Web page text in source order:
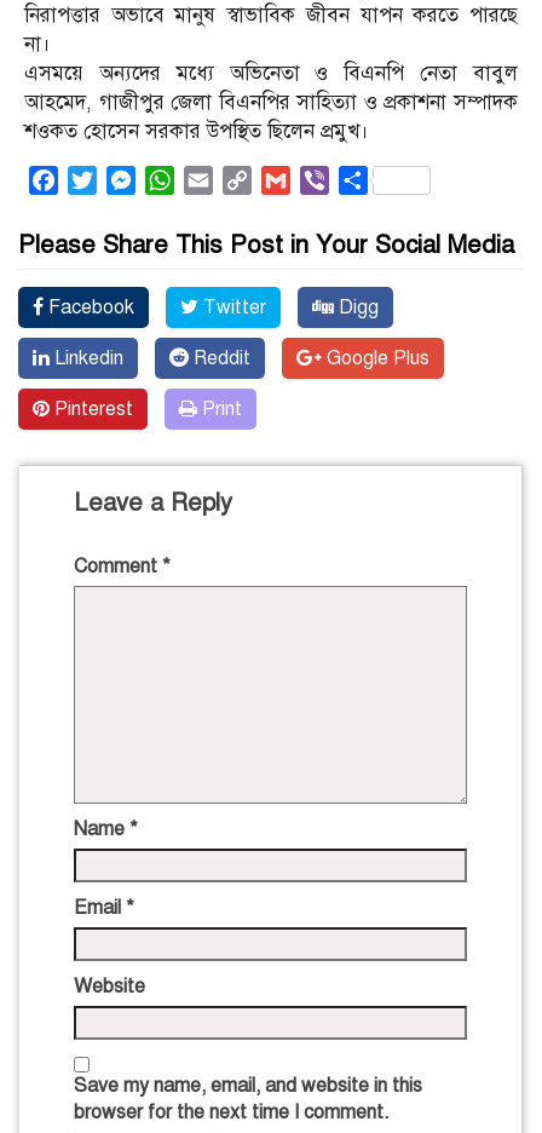
নিরাপত্তার অভাবে মানুষ স্বাভাবিক জীবন যাপন করতে পারছে
না।
এসময়ে অন্যদের মধ্যে অভিনেতা ও বিএনপি নেতা বাবুল
আহমেদ, গাজীপুর জেলা বিএনপির সাহিত্যা ও প্রকাশনা সম্পাদক
শওকত হোসেন সরকার উপস্থিত ছিলেন প্রমুখ।
FacebookTwitterMessenger
WhatsApp
Email
Copy
Gmail ViberShare
Please Share This Post in Your Social Media
Facebook Twitter Digg
Linkedin Reddit Google Plus
Pinterest Print
Leave a Reply
Comment *
Name *
Email *
Website
Save my name, email, and website in this
browser for the next time I comment.